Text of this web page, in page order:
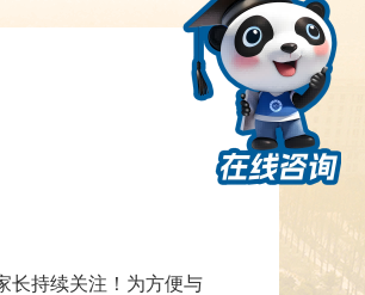
长持续关注！为方便与